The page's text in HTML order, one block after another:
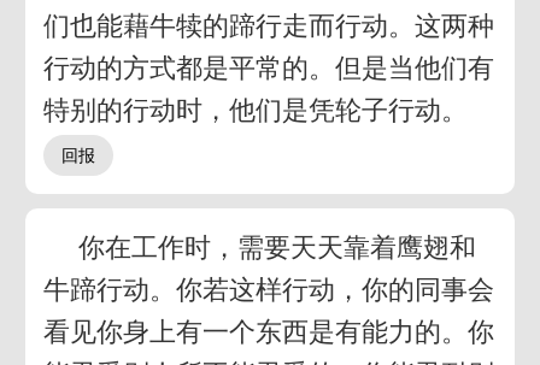
们也能藉牛犊的蹄行走而行动。这两种
行动的方式都是平常的。但是当他们有
特别的行动时，他们是凭轮子行动。
你在工作时，需要天天靠着鹰翅和
牛蹄行动。你若这样行动，你的同事会
看见你身上有一个东西是有能力的。你